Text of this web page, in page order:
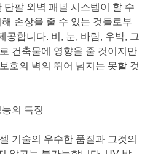
팔 외벽 패널 시스템이 할 수
손상을 줄 수 있는 것들로부
공합니다. 비, 눈, 바람, 우박, 그
건축물에 영향을 줄 것이지만
호의 벽의 뛰어 넘지는 못할 것
의 특징
기술의 우수한 품질과 그것의